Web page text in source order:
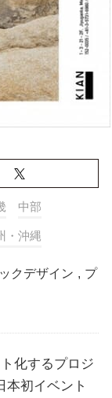
中部
・沖縄
クデザイン , プ
化するプロジ
本初イベント